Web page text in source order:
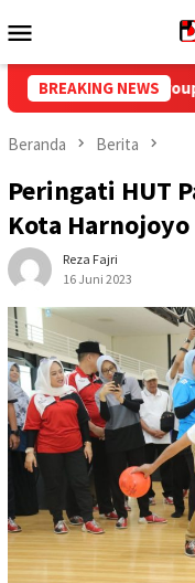
ke
Mobile
BREAKING NEWS
Isi Kemerdekaan
Beranda Berita
Peringati HUT
Kota
Reza Fajri
16 Juni 2023